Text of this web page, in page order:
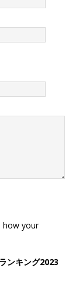
how your
ンキング2023